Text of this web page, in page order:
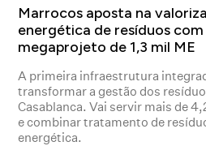
Marrocos aposta na
energética de resíduos com
megaprojeto de 1,3 mil ME
A primeira infraestrutura
transformar a gestão dos
Casablanca. Vai servir mais de
e combinar tratamento de
energética.